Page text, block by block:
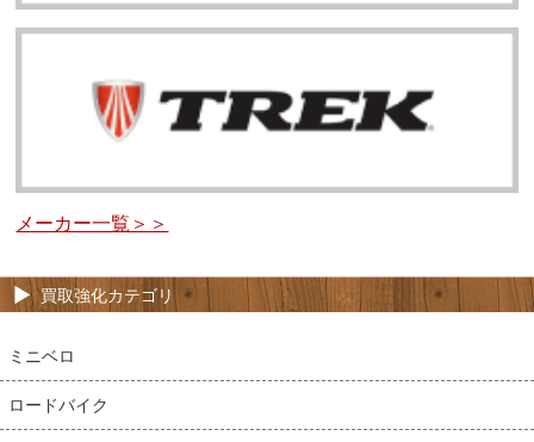
メーカー一覧＞＞
買取強化カテゴリ
ミニベロ
ロードバイク